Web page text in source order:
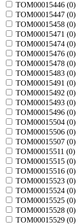
TOM00015446 (0)
TOM00015447 (0)
TOM00015458 (0)
TOM00015471 (0)
TOM00015474 (0)
TOM00015476 (0)
TOM00015478 (0)
TOM00015483 (0)
TOM00015491 (0)
TOM00015492 (0)
TOM00015493 (0)
TOM00015496 (0)
TOM00015504 (0)
TOM00015506 (0)
TOM00015507 (0)
TOM00015511 (0)
TOM00015515 (0)
TOM00015516 (0)
TOM00015523 (0)
TOM00015524 (0)
TOM00015525 (0)
TOM00015528 (0)
TOM00015529 (0)